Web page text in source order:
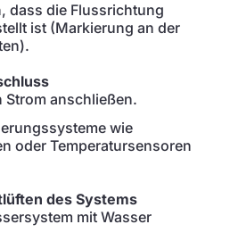
dass die Flussrichtung
ist (Markierung an der
Strom anschließen.
wie
oder Temperatursensoren
des Systems
mit Wasser